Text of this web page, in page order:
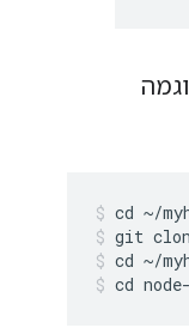
cd ~/
git
cd ~/
cd